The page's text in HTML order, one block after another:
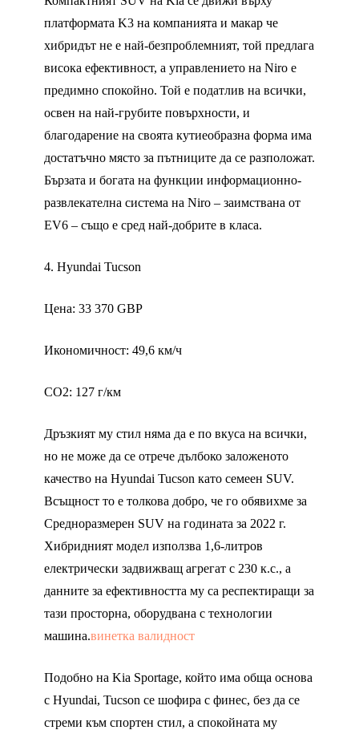
платформата K3 на компанията и макар че
хибридът не е най-безпроблемният, той предлага
висока ефективност, а управлението на Niro е
предимно спокойно. Той е податлив на всички,
освен на най-грубите повърхности, и
благодарение на своята кутиеобразна форма има
достатъчно място за пътниците да се разположат.
Бързата и богата на функции информационно-
развлекателна система на Niro – заимствана от
EV6 – също е сред най-добрите в класа.
4. Hyundai Tucson
Цена: 33 370 GBP
Икономичност: 49,6 км/ч
CO2: 127 г/км
Дръзкият му стил няма да е по вкуса на всички,
но не може да се отрече дълбоко заложеното
качество на Hyundai Tucson като семеен SUV.
Всъщност то е толкова добро, че го обявихме за
Средноразмерен SUV на годината за 2022 г.
Хибридният модел използва 1,6-литров
електрически задвижващ агрегат с 230 к.с., а
данните за ефективността му са респектиращи за
тази просторна, оборудвана с технологии
машина.винетка валидност
Подобно на Kia Sportage, който има обща основа
с Hyundai, Tucson се шофира с финес, без да се
стреми към спортен стил, а спокойната му